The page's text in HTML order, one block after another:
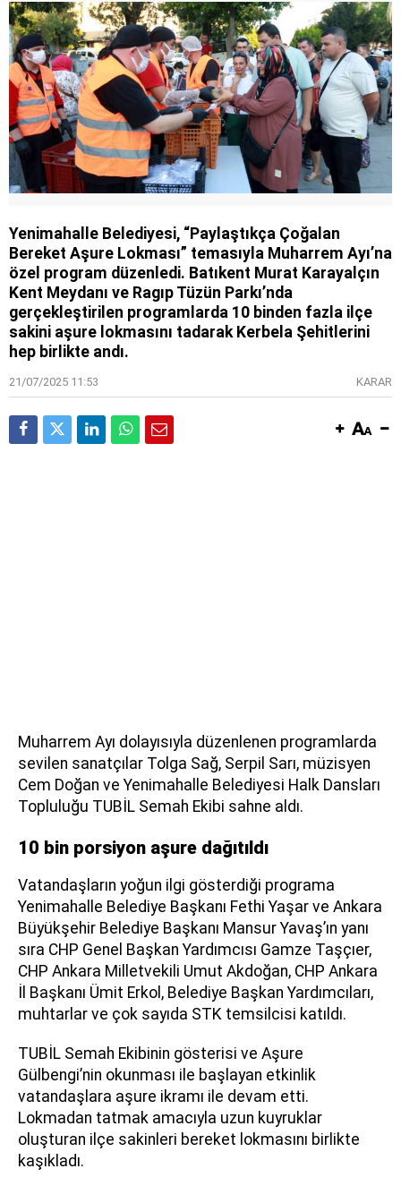
Yenimahalle Belediyesi, “Paylaştıkça Çoğalan
Bereket Aşure Lokması” temasıyla Muharrem Ayı’na
özel program düzenledi. Batıkent Murat Karayalçın
Kent Meydanı ve Ragıp Tüzün Parkı’nda
gerçekleştirilen programlarda 10 binden fazla ilçe
sakini aşure lokmasını tadarak Kerbela Şehitlerini
hep birlikte andı.
21/07/2025 11:53 KARAR
Muharrem Ayı dolayısıyla düzenlenen programlarda
sevilen sanatçılar Tolga Sağ, Serpil Sarı, müzisyen
Cem Doğan ve Yenimahalle Belediyesi Halk Dansları
Topluluğu TUBİL Semah Ekibi sahne aldı.
10 bin porsiyon aşure dağıtıldı
Vatandaşların yoğun ilgi gösterdiği programa
Yenimahalle Belediye Başkanı Fethi Yaşar ve Ankara
Büyükşehir Belediye Başkanı Mansur Yavaş’ın yanı
sıra CHP Genel Başkan Yardımcısı Gamze Taşçıer,
CHP Ankara Milletvekili Umut Akdoğan, CHP Ankara
İl Başkanı Ümit Erkol, Belediye Başkan Yardımcıları,
muhtarlar ve çok sayıda STK temsilcisi katıldı.
TUBİL Semah Ekibinin gösterisi ve Aşure
Gülbengi’nin okunması ile başlayan etkinlik
vatandaşlara aşure ikramı ile devam etti.
Lokmadan tatmak amacıyla uzun kuyruklar
oluşturan ilçe sakinleri bereket lokmasını birlikte
kaşıkladı.